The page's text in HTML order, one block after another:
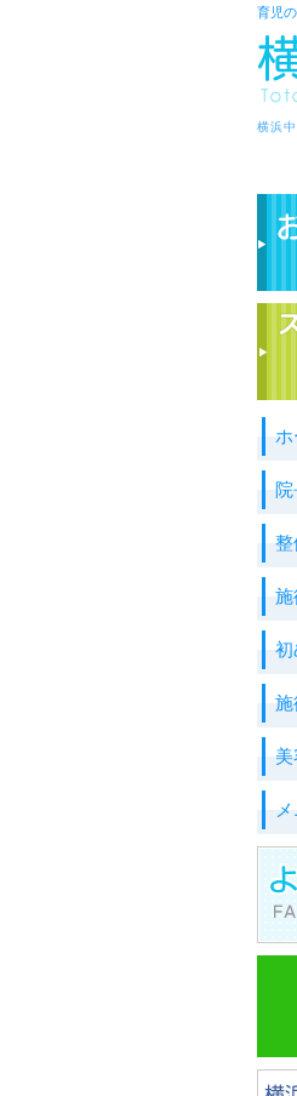
育児
横浜
院
整
施
初
施
美